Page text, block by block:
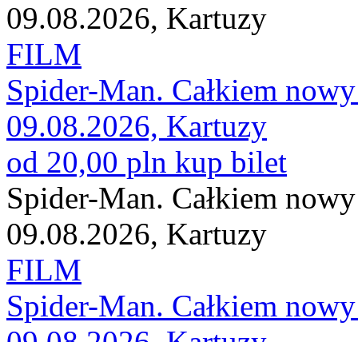
09.08.2026, Kartuzy
FILM
Spider-Man. Całkiem
09.08.2026, Kartuzy
od 20,00 pln kup bilet
Spider-Man. Całkiem
09.08.2026, Kartuzy
FILM
Spider-Man. Całkiem